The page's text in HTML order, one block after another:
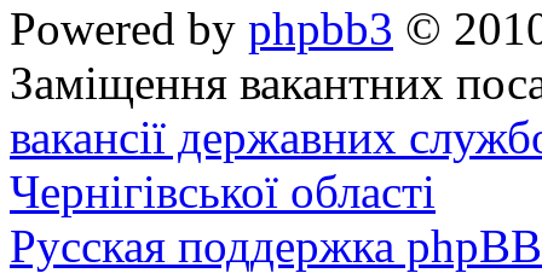
Powered by phpbb3 ©
Заміщення вакантних
вакансії державних
Чернігівської області
Русская поддержка phpBB